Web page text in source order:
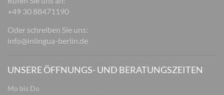
+49 30 88471190
Oder schreiben Sie uns:
info@inlingua-berlin.de
UNSERE ÖFFNUNGS- UND BERATUNGSZEITEN
Mo bis Do